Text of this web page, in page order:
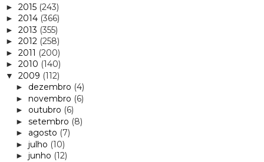
► 2015 (243)
► 2014 (366)
► 2013 (355)
► 2012 (258)
► 2011 (200)
► 2010 (140)
▼ 2009 (112)
► dezembro (4)
► novembro (6)
► outubro (6)
► setembro (8)
► agosto (7)
► julho (10)
► junho (12)